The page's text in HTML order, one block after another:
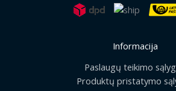
Informacija
Paslaugų teikimo
Produktų pristatymo